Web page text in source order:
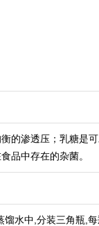
渗透压；乳糖是可
品中存在的杂菌。
水中,分装三角瓶,